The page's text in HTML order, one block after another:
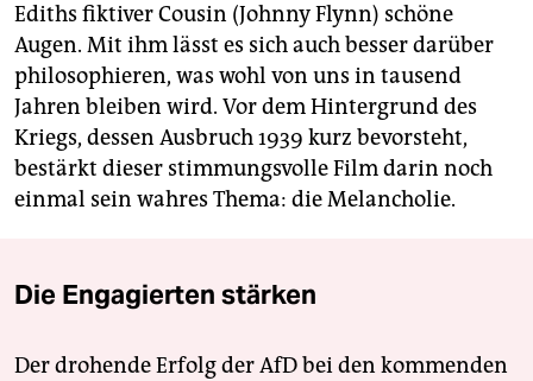
Ediths fiktiver Cousin (Johnny Flynn) schöne
Augen. Mit ihm lässt es sich auch besser darüber
philosophieren, was wohl von uns in tausend
Jahren bleiben wird. Vor dem Hintergrund des
Kriegs, dessen Ausbruch 1939 kurz bevorsteht,
bestärkt dieser stimmungsvolle Film darin noch
einmal sein wahres Thema: die Melancholie.
Die Engagierten stärken
Der drohende Erfolg der AfD bei den kommenden